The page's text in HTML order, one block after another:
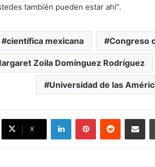
también pueden estar ahí”.
científica mexicana Congreso
Zoila Domínguez Rodríguez
Universidad de las
X
LinkedInPinterestReddit Share